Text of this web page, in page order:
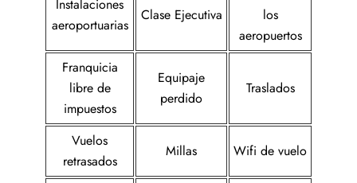
Instalaciones
aeroportuarias
Clase Ejecutiva
los
aeropuertos
Franquicia
libre de
impuestos
Equipaje
perdido
Traslados
Vuelos
retrasados
Millas Wifi de vuelo